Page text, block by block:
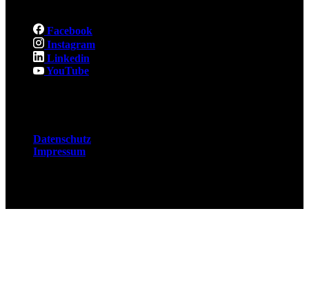
Facebook
Instagram
Linkedin
YouTube
Datenschutz
Impressum